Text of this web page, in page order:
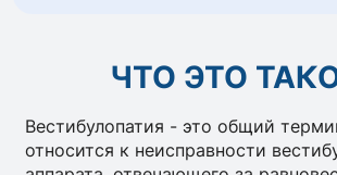
ЧТО ЭТО
Вестибулопатия - это общий
относится к неисправности